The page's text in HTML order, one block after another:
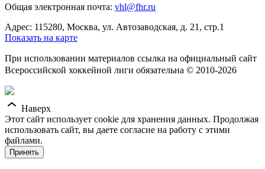
Общая электронная почта: vhl@fhr.ru
Адрес: 115280, Москва, ул. Автозаводская, д. 21, стр.1
Показать на карте
При использовании материалов ссылка на официальный сайт
Всероссийской хоккейной лиги обязательна © 2010-2026
Наверх
Этот сайт использует cookie для хранения данных. Продолжая
использовать сайт, вы даете согласие на работу с этими
файлами.
Принять